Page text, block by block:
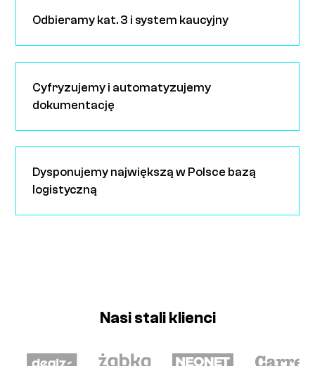
Odbieramy kat. 3 i system kaucyjny
Cyfryzujemy i automatyzujemy
dokumentację
Dysponujemy największą w Polsce bazą
logistyczną
Nasi stali klienci